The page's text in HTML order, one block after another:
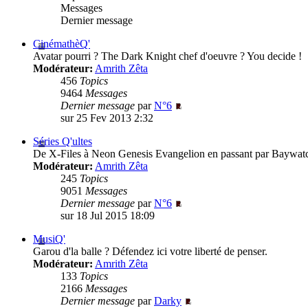
Messages
Dernier message
CinémathèQ'
Avatar pourri ? The Dark Knight chef d'oeuvre ? You decide !
Modérateur: Amrith Zêta
456 Topics
9464 Messages
Dernier message parN°6
sur 25 Fev 2013 2:32
Séries Q'ultes
De X-Files à Neon Genesis Evangelion en passant par
Modérateur: Amrith Zêta
245 Topics
9051 Messages
Dernier message parN°6
sur 18 Jul 2015 18:09
MusiQ'
Garou d'la balle ? Défendez ici votre liberté de penser.
Modérateur: Amrith Zêta
133 Topics
2166 Messages
Dernier message parDarky